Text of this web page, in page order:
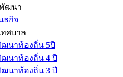
ฒนา
ธกิจ
ศบาล
นาท้องถิ่น 5ปี
นาท้องถิ่น 4 ปี
นาท้องถิ่น 3 ปี